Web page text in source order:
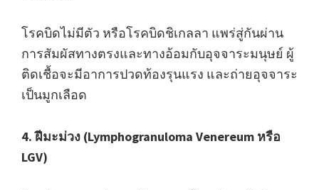
โรคบิดไม่มีตัว หรือโรคบิดชิเกลลา แพร่สู่กันผ่าน
การสัมผัสทางตรงและทางอ้อมกับอุจจาระมนุษย์ ผู้
ติดเชื้อจะมีอาการปวดท้องรุนแรง และถ่ายอุจจาระ
เป็นมูกเลือด
4. ฝีมะม่วง (Lymphogranuloma Venereum หรือ
LGV)